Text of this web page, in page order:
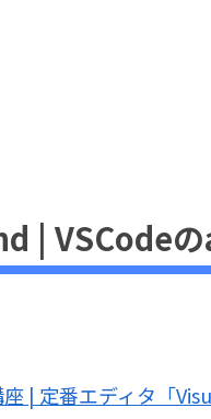
| VSCode
| 定番エディタ「